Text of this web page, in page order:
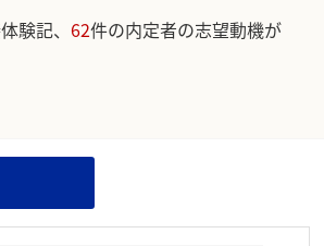
験記、 62件の内定者の志望動機が